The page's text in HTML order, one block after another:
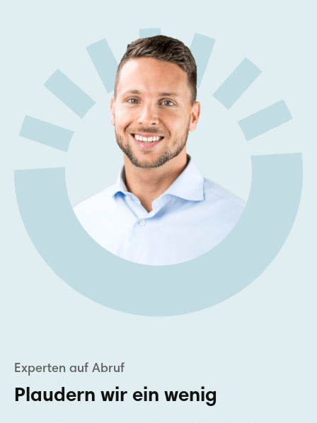
Plaudern wir ein wenig